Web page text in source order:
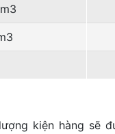
kiện hàng sẽ